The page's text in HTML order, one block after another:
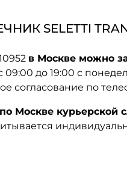
SELETTI
в Москве можно
09:00 до 19:00 с
согласование по
курьерской